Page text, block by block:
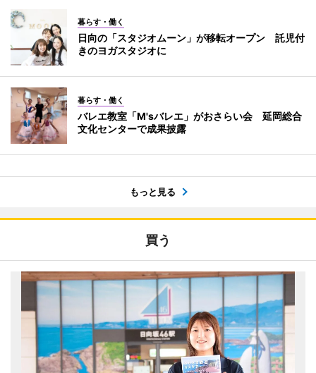
暮らす・働く
日向の「スタジオムーン」が移転オープン 託児付
きのヨガスタジオに
暮らす・働く
バレエ教室「M'sバレエ」がおさらい会 延岡総合
文化センターで成果披露
もっと見る
買う